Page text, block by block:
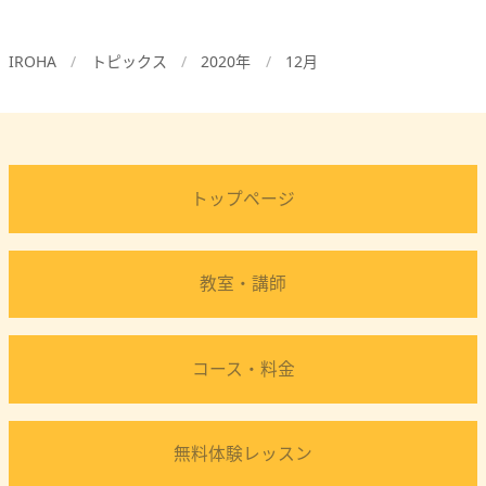
IROHA トピックス 2020年 12月
トップページ
教室・講師
コース・料金
無料体験レッスン